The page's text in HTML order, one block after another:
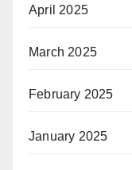
April 2025
March 2025
February 2025
January 2025